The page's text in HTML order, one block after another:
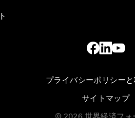
プライバシーポリシー
サイトマップ